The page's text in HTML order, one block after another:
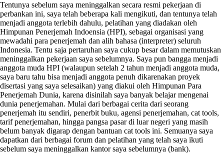
Tentunya sebelum saya meninggalkan secara resmi pekerjaan di
perbankan ini, saya telah beberapa kali mengikuti, dan tentunya telah
menjadi anggota terlebih dahulu, pelatihan yang diadakan oleh
Himpunan Penerjemah Indoensia (HPI), sebagai organisasi yang
mewadahi para penerjemah dan alih bahasa (interpreter) seluruh
Indonesia. Tentu saja pertaruhan saya cukup besar dalam memutuskan
meninggalkan pekerjaan saya sebelumnya. Saya pun bangga menjadi
anggota muda HPI (walaupun setelah 2 tahun menjadi anggota muda,
saya baru tahu bisa menjadi anggota penuh dikarenakan proyek
disertasi yang saya selesaikan) yang diakui oleh Himpunan Para
Penerjemah Dunia, karena disinilah saya banyak belajar mengenai
dunia penerjemahan. Mulai dari berbagai cerita dari seorang
penerjemah itu sendiri, penerbit buku, agensi penerjemahan, cat tools,
tarif penerjemahan, hingga pangsa pasar di luar negeri yang masih
belum banyak digarap dengan bantuan cat tools ini. Semuanya saya
dapatkan dari berbagai forum dan pelatihan yang telah saya ikuti
sebelum saya meninggalkan kantor saya sebelumnya (bank).